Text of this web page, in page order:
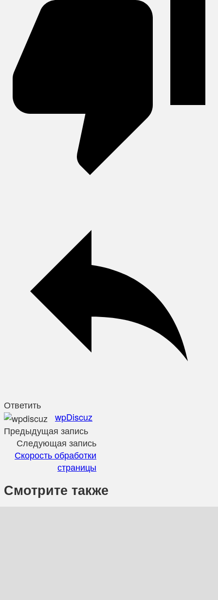
Ответить
wpDiscuz
Предыдущая запись
Следующая запись
Скорость обработки
страницы
Смотрите также